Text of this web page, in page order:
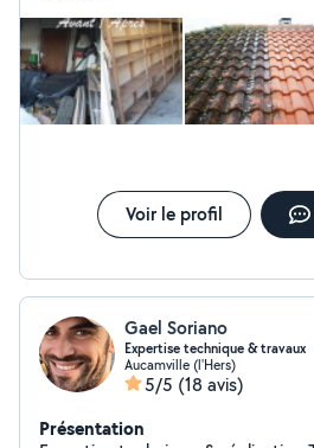
Voir le profil
Gael Soriano
Expertise technique & travaux
Aucamville (l'Hers)
5/5 (18 avis)
Présentation